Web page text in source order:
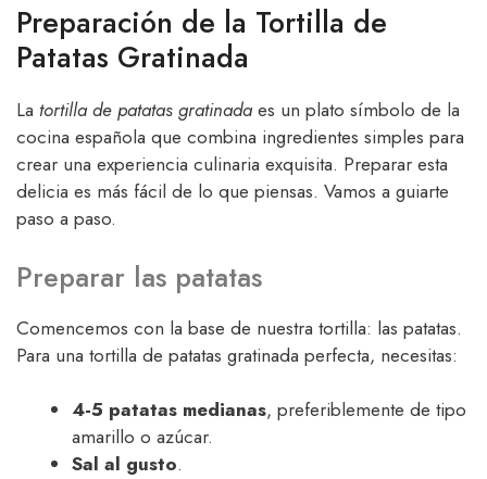
Preparación de la Tortilla de
Patatas Gratinada
La tortilla de patatas gratinada es un plato símbolo de la
cocina española que combina ingredientes simples para
crear una experiencia culinaria exquisita. Preparar esta
delicia es más fácil de lo que piensas. Vamos a guiarte
paso a paso.
Preparar las patatas
Comencemos con la base de nuestra tortilla: las patatas.
Para una tortilla de patatas gratinada perfecta, necesitas:
4-5 patatas medianas, preferiblemente de tipo
amarillo o azúcar.
Sal al gusto.